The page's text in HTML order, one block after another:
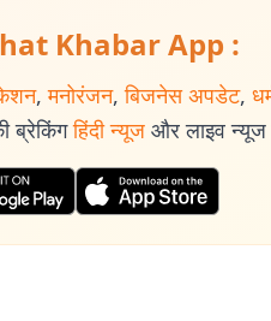
Khabar App :
, मनोरंजन, बिजनेस अपडेट,
ब्रेकिंग हिंदी न्यूज और लाइव